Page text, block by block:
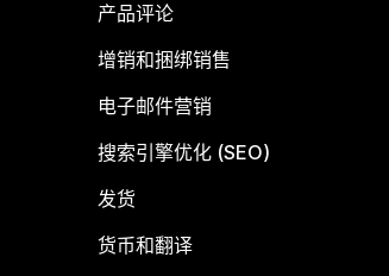
产品评论
增销和捆绑销售
电子邮件营销
搜索引擎优化 (SEO)
发货
货币和翻译